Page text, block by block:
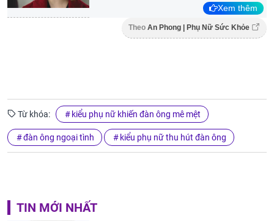
Xem thêm
Theo An Phong | Phụ Nữ Sức Khỏe
Từ khóa: kiểu phụ nữ khiến đàn ông mê mệt
đàn ông ngoại tình kiểu phụ nữ thu hút đàn ông
TIN MỚI NHẤT